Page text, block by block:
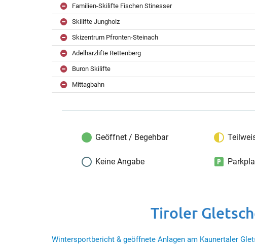
Familien-Skilifte Fischen Stinesser
Skilifte Jungholz
Skizentrum Pfronten-Steinach
Adelharzlifte Rettenberg
Buron Skilifte
Mittagbahn
Geöffnet / Begehbar
Keine Angabe
Tiroler
Wintersportbericht & geöffnete Anlagen am Kaunertaler